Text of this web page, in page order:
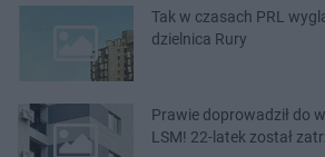
Tak w czasach PRL
dzielnica Rury
Prawie doprowadził do
LSM! 22-latek został